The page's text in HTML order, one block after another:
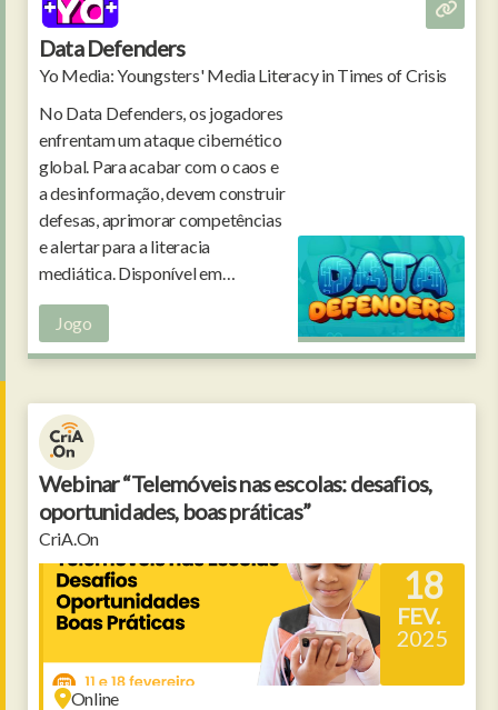
Data Defenders
Yo Media: Youngsters' Media Literacy in Times of Crisis
No Data Defenders, os jogadores
enfrentam um ataque cibernético
global. Para acabar com o caos e
a desinformação, devem construir
defesas, aprimorar competências
e alertar para a literacia
mediática. Disponível em
Jogo
Webinar “Telemóveis nas escolas: desafios,
oportunidades, boas práticas”
CriA.On
18
FEV.
2025
Online